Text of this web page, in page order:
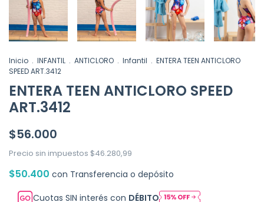
Inicio . INFANTIL . ANTICLORO . Infantil . ENTERA TEEN ANTICLORO
SPEED ART.3412
ENTERA TEEN ANTICLORO SPEED
ART.3412
$56.000
Precio sin impuestos $46.280,99
$50.400 con Transferencia o depósito
Cuotas SIN interés con DÉBITO